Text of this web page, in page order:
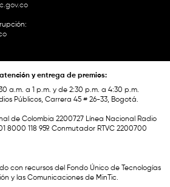
y entrega de premios:
a.m. a 1 p.m. y de 2:30 p.m. a 4:30 p.m.
Públicos, Carrera 45 # 26-33, Bogotá.
de Colombia 2200727 Línea Nacional Radio
8000 118 959. Conmutador RTVC 2200700
con recursos del Fondo Único de Tecnologías
y las Comunicaciones de MinTic.